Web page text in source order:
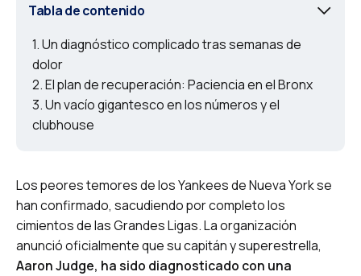
Tabla de contenido
Un diagnóstico complicado tras semanas de
dolor
El plan de recuperación: Paciencia en el Bronx
Un vacío gigantesco en los números y el
clubhouse
Los peores temores de los Yankees de Nueva York se
han confirmado, sacudiendo por completo los
cimientos de las Grandes Ligas. La organización
anunció oficialmente que su capitán y superestrella,
Aaron Judge, ha sido diagnosticado con una